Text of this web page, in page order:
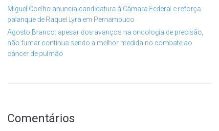
Miguel Coelho anuncia candidatura à Câmara Federal e reforça
palanque de Raquel Lyra em Pernambuco
Agosto Branco: apesar dos avanços na oncologia de precisão,
não fumar continua sendo a melhor medida no combate ao
câncer de pulmão
Comentários